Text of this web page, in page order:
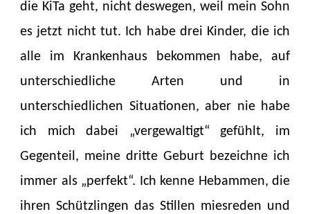
die KiTa geht, nicht deswegen, weil mein Sohn
es jetzt nicht tut. Ich habe drei Kinder, die ich
alle im Krankenhaus bekommen habe, auf
unterschiedliche Arten und in
unterschiedlichen Situationen, aber nie habe
ich mich dabei „vergewaltigt“ gefühlt, im
Gegenteil, meine dritte Geburt bezeichne ich
immer als „perfekt“. Ich kenne Hebammen, die
ihren Schützlingen das Stillen miesreden und